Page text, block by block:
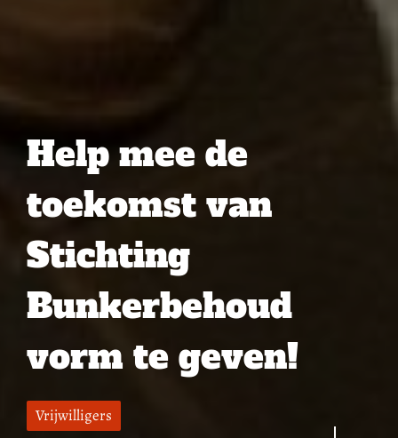
Help mee de
toekomst van
Stichting
Bunkerbehoud
vorm te geven!
Vrijwilligers